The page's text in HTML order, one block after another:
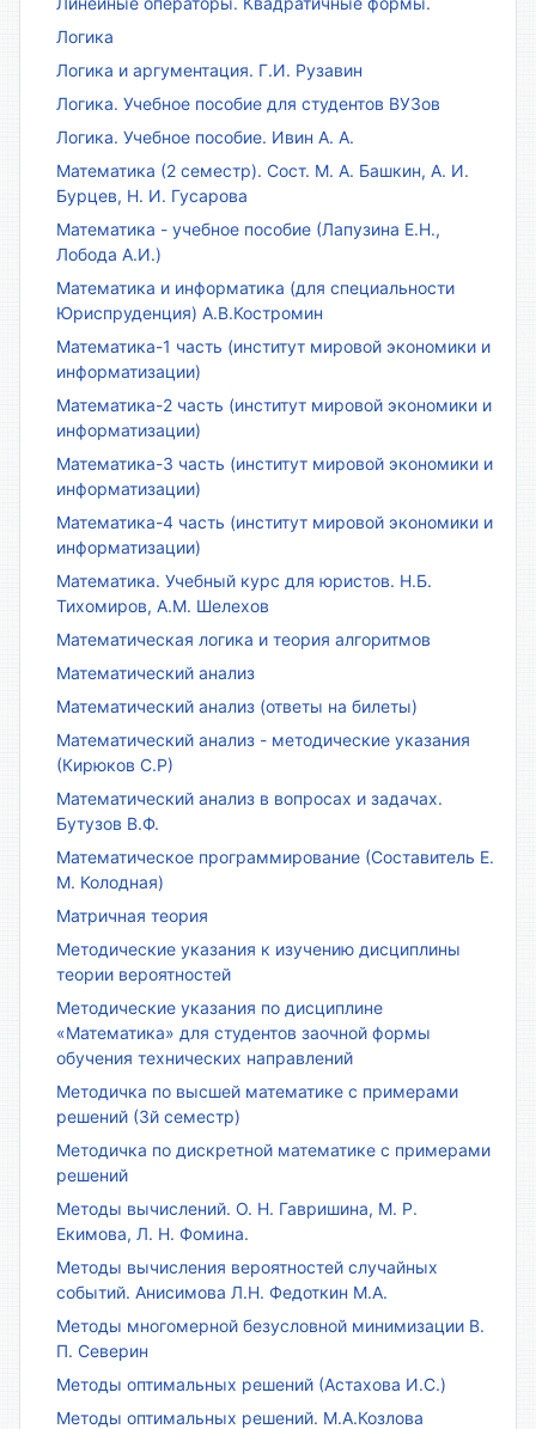
Логика
Логика и аргументация. Г.И. Рузавин
Логика. Учебное пособие для студентов ВУЗов
Логика. Учебное пособие. Ивин А. А.
Математика (2 семестр). Сост. М. А. Башкин, А. И.
Бурцев, Н. И. Гусарова
Математика - учебное пособие (Лапузина Е.Н.,
Лобода А.И.)
Математика и информатика (для специальности
Юриспруденция) А.В.Костромин
Математика-1 часть (институт мировой экономики и
информатизации)
Математика-2 часть (институт мировой экономики и
информатизации)
Математика-3 часть (институт мировой экономики и
информатизации)
Математика-4 часть (институт мировой экономики и
информатизации)
Математика. Учебный курс для юристов. Н.Б.
Тихомиров, А.М. Шелехов
Математическая логика и теория алгоритмов
Математический анализ
Математический анализ (ответы на билеты)
Математический анализ - методические указания
(Кирюков С.Р)
Математический анализ в вопросах и задачах.
Бутузов В.Ф.
Математическое программирование (Составитель Е.
М. Колодная)
Матричная теория
Методические указания к изучению дисциплины
теории вероятностей
Методические указания по дисциплине
«Математика» для студентов заочной формы
обучения технических направлений
Методичка по высшей математике с примерами
решений (3й семестр)
Методичка по дискретной математике с примерами
решений
Методы вычислений. О. Н. Гавришина, М. Р.
Екимова, Л. Н. Фомина.
Методы вычисления вероятностей случайных
событий. Анисимова Л.Н. Федоткин М.А.
Методы многомерной безусловной минимизации В.
П. Северин
Методы оптимальных решений (Астахова И.С.)
Методы оптимальных решений. М.А.Козлова